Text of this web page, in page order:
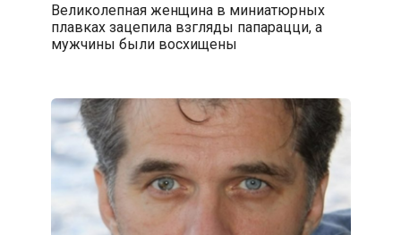
Великолепная женщина в миниатюрных
плавках зацепила взгляды папарацци, а
мужчины были восхищены